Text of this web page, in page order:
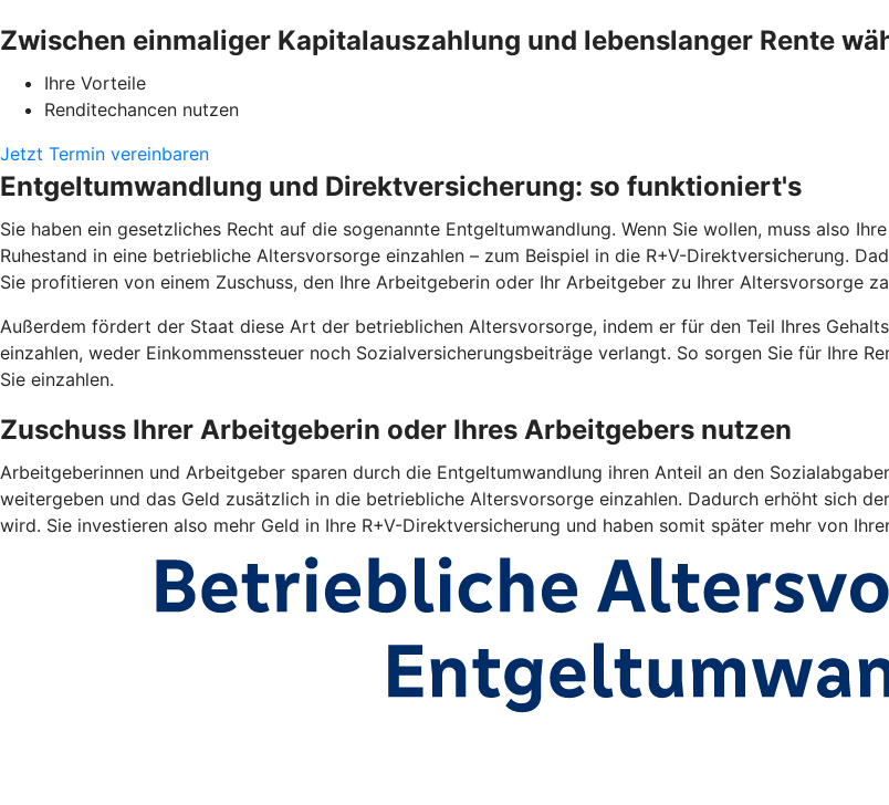
Zwischen einmaliger Kapitalauszahlung und lebenslanger Rente
Ihre Vorteile
Renditechancen nutzen
Jetzt Termin vereinbaren
Entgeltumwandlung und Direktversicherung: so funktioniert's
Sie haben ein gesetzliches Recht auf die sogenannte Entgeltumwandlung. Wenn Sie wollen, muss also
Ruhestand in eine betriebliche Altersvorsorge einzahlen – zum Beispiel in die R+V-Direktversicherung.
Sie profitieren von einem Zuschuss, den Ihre Arbeitgeberin oder Ihr Arbeitgeber zu Ihrer Altersvorsorge
Außerdem fördert der Staat diese Art der betrieblichen Altersvorsorge, indem er für den Teil Ihres
einzahlen, weder Einkommenssteuer noch Sozialversicherungsbeiträge verlangt. So sorgen Sie für Ihre
Sie einzahlen.
Zuschuss Ihrer Arbeitgeberin oder Ihres Arbeitgebers nutzen
Arbeitgeberinnen und Arbeitgeber sparen durch die Entgeltumwandlung ihren Anteil an den
weitergeben und das Geld zusätzlich in die betriebliche Altersvorsorge einzahlen. Dadurch erhöht sich
wird. Sie investieren also mehr Geld in Ihre R+V-Direktversicherung und haben somit später mehr von